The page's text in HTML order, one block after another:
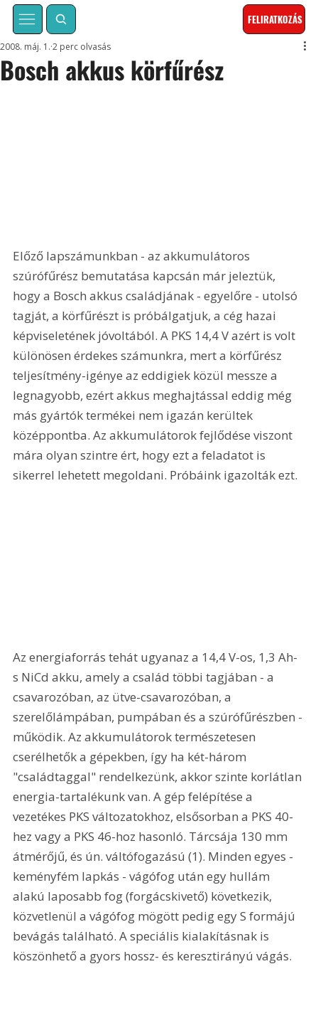
FELIRATKOZÁS
Bosch akkus körfűrész
2008. máj. 1. 2 perc olvasás
Előző lapszámunkban - az akkumulátoros
szúrófűrész bemutatása kapcsán már jeleztük,
hogy a Bosch akkus családjának - egyelőre - utolsó
tagját, a körfűrészt is próbálgatjuk, a cég hazai
képviseletének jóvoltából. A PKS 14,4 V azért is volt
különösen érdekes számunkra, mert a körfűrész
teljesítmény-igénye az eddigiek közül messze a
legnagyobb, ezért akkus meghajtással eddig még
más gyártók termékei nem igazán kerültek
középpontba. Az akkumulátorok fejlődése viszont
mára olyan szintre ért, hogy ezt a feladatot is
sikerrel lehetett megoldani. Próbáink igazolták ezt.
Az energiaforrás tehát ugyanaz a 14,4 V-os, 1,3 Ah-
s NiCd akku, amely a család többi tagjában - a
csavarozóban, az ütve-csavarozóban, a
szerelőlámpában, pumpában és a szúrófűrészben -
működik. Az akkumulátorok természetesen
cserélhetők a gépekben, így ha két-három
"családtaggal" rendelkezünk, akkor szinte korlátlan
energia-tartalékunk van. A gép felépítése a
vezetékes PKS változatokhoz, elsősorban a PKS 40-
hez vagy a PKS 46-hoz hasonló. Tárcsája 130 mm
átmérőjű, és ún. váltófogazású (1). Minden egyes -
keményfém lapkás - vágófog után egy hullám
alakú laposabb fog (forgácskivető) következik,
közvetlenül a vágófog mögött pedig egy S formájú
bevágás található. A speciális kialakításnak is
köszönhető a gyors hossz- és keresztirányú vágás.